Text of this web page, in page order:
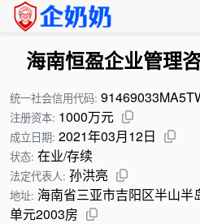
海南恒盈企业管理
统一社会信用代码:
注册资本: 1000万元
成立日期: 2021年03月12日
状态: 在业/存续
法定代表人: 孙洪亮
地址: 海南省三亚市吉阳区半山
单元2003房